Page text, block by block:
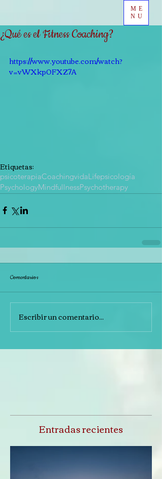
ME
NU
¿Qué es el Fitness Coaching?
https://www.youtube.com/watch?
v=vWXkp0FXZ7A
Etiquetas:
psicoterapiaCoachingvidaLifepsicología
PsychologyMindfullnessPsychotherapy
Comentarios
Escribir un comentario...
Entradas recientes